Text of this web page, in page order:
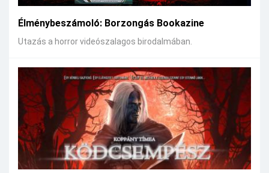
Élménybeszámoló: Borzongás Bookazine
Utazás a horror videószalagos birodalmában.